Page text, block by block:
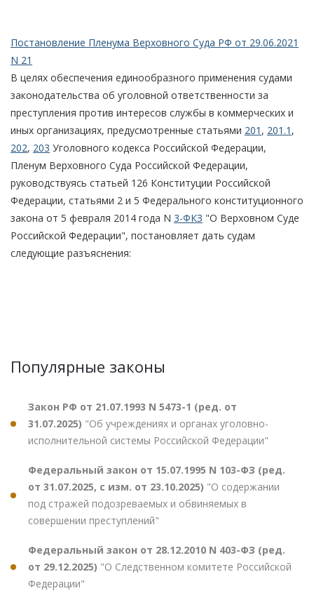
Постановление Пленума Верховного Суда РФ от 29.06.2021
N 21
В целях обеспечения единообразного применения судами
законодательства об уголовной ответственности за
преступления против интересов службы в коммерческих и
иных организациях, предусмотренные статьями 201 , 201.1 ,
202, 203 Уголовного кодекса Российской Федерации,
Пленум Верховного Суда Российской Федерации,
руководствуясь статьей 126 Конституции Российской
Федерации, статьями 2 и 5 Федерального конституционного
закона от 5 февраля 2014 года N 3-ФКЗ "О Верховном Суде
Российской Федерации", постановляет дать судам
следующие разъяснения:
Популярные законы
Закон РФ от 21.07.1993 N 5473-1 (ред. от
31.07.2025) "Об учреждениях и органах уголовно-
исполнительной системы Российской Федерации"
Федеральный закон от 15.07.1995 N 103-ФЗ (ред.
от 31.07.2025, с изм. от 23.10.2025) "О содержании
под стражей подозреваемых и обвиняемых в
совершении преступлений"
Федеральный закон от 28.12.2010 N 403-ФЗ (ред.
от 29.12.2025) "О Следственном комитете Российской
Федерации"